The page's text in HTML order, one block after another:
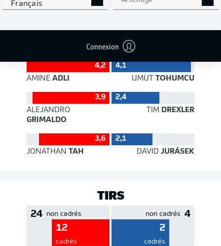
Français
Connexion
89 % Précision 81 %
EFFICACITÉ DES PASSES
4,2
4,1
AMINE ADLI UMUT TOHUMCU
3,9
2,4
ALEJANDRO
GRIMALDO
TIMDREXLER
3,6
2,1
JONATHAN TAH DAVID JURÁSEK
TIRS
24 non cadrés
12
cadrés
4
non cadrés
2
cadrés